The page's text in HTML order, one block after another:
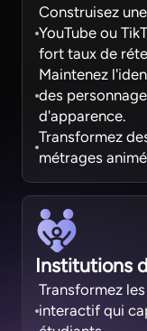
Construisez
YouTube ou
fort taux de
Maintenez
des
d'apparence.
Transformez
métrages
Institutions
Transformez
interactif qui